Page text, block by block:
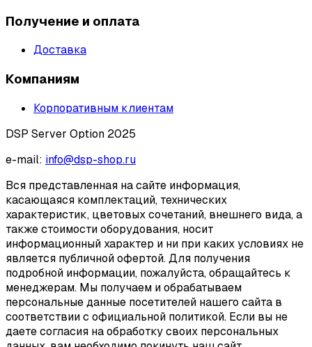
Получение и оплата
Доставка
Компаниям
Корпоративным клиентам
DSP Server Option 2025
e-mail: info@dsp-shop.ru
Вся представленная на сайте информация,
касающаяся комплектаций, технических
характеристик, цветовых сочетаний, внешнего вида, а
также стоимости оборудования, носит
информационный характер и ни при каких условиях не
является публичной офертой. Для получения
подробной информации, пожалуйста, обращайтесь к
менеджерам. Мы получаем и обрабатываем
персональные данные посетителей нашего сайта в
соответствии с официальной политикой. Если вы не
даете согласия на обработку своих персональных